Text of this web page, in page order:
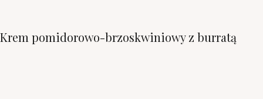
Krem pomidorowo-brzoskwiniowy z burratą